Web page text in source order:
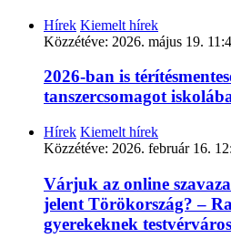
Hírek Kiemelt hírek
Közzétéve: 2026. május 19.
2026-ban is
tanszercsomagot
Hírek Kiemelt hírek
Közzétéve: 2026. február 16.
Várjuk az online
jelent Törökország? –
gyerekeknek